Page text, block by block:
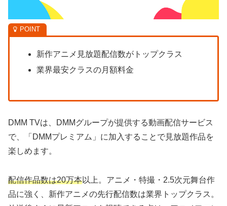
新作アニメ見放題配信数がトップクラス
業界最安クラスの月額料金
DMM TVは、DMMグループが提供する動画配信サービス
で、「DMMプレミアム」に加入することで見放題作品を
楽しめます。
配信作品数は20万本以上。アニメ・特撮・2.5次元舞台作
品に強く、新作アニメの先行配信数は業界トップクラス。